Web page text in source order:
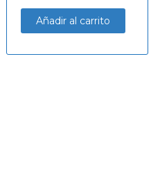
Añadir al carrito